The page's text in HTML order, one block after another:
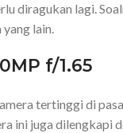
diragukan lagi.
yang lain.
f/1.65
tertinggi di
ini juga dilengkapi